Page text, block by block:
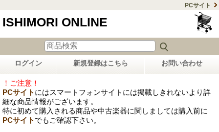
PCサイト
ISHIMORI ONLINE
ログイン 新規登録はこちら お問い合わせ
！ご注意！
PCサイト にはスマートフォンサイトには掲載しきれないより詳
細な商品情報がございます。
特に初めて購入される商品や中古楽器に関しましては購入前に
PCサイト でもご確認下さい。